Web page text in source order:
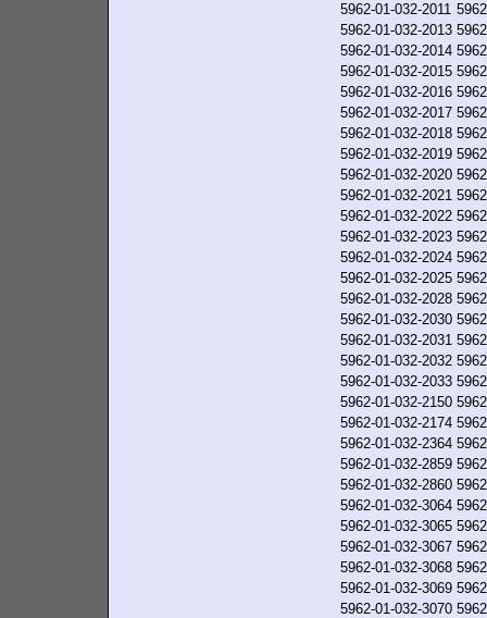
5962-01-032-2011
5962-01-032-2013
5962-01-032-2014
5962-01-032-2015
5962-01-032-2016
5962-01-032-2017
5962-01-032-2018
5962-01-032-2019
5962-01-032-2020
5962-01-032-2021
5962-01-032-2022
5962-01-032-2023
5962-01-032-2024
5962-01-032-2025
5962-01-032-2028
5962-01-032-2030
5962-01-032-2031
5962-01-032-2032
5962-01-032-2033
5962-01-032-2150
5962-01-032-2174
5962-01-032-2364
5962-01-032-2859
5962-01-032-2860
5962-01-032-3064
5962-01-032-3065
5962-01-032-3067
5962-01-032-3068
5962-01-032-3069
5962-01-032-3070